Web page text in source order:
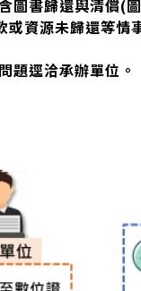
圖書歸還與清償(
資源未歸還等情
題逕洽承辦單位。